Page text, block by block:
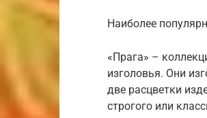
Наиболее
«Прага» –
изголовья. Они
две расцветки
строгого или